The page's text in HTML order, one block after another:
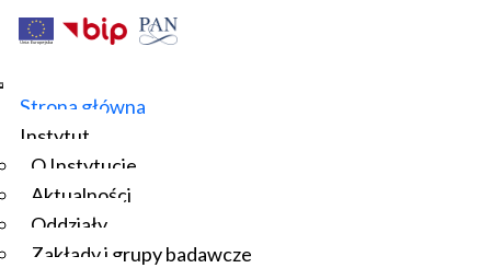
Strona główna
Instytut
O Instytucie
Aktualności
Oddziały
Zakłady i grupy badawcze